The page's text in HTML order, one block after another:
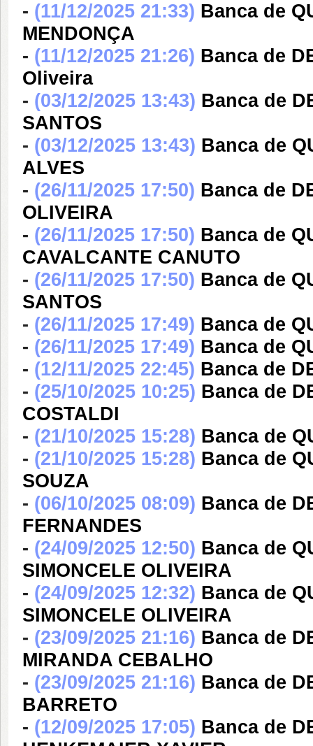
- (11/12/2025 21:33) Banca de
MENDONÇA
- (11/12/2025 21:26) Banca de
Oliveira
- (03/12/2025 13:43) Banca de
SANTOS
- (03/12/2025 13:43) Banca de
ALVES
- (26/11/2025 17:50) Banca de
OLIVEIRA
- (26/11/2025 17:50) Banca de
CAVALCANTE CANUTO
- (26/11/2025 17:50) Banca de
SANTOS
- (26/11/2025 17:49) Banca de
- (26/11/2025 17:49) Banca de
- (12/11/2025 22:45) Banca de
- (25/10/2025 10:25) Banca de
COSTALDI
- (21/10/2025 15:28) Banca de
- (21/10/2025 15:28) Banca de
SOUZA
- (06/10/2025 08:09) Banca de
FERNANDES
- (24/09/2025 12:50) Banca de
SIMONCELE OLIVEIRA
- (24/09/2025 12:32) Banca de
SIMONCELE OLIVEIRA
- (23/09/2025 21:16) Banca de
MIRANDA CEBALHO
- (23/09/2025 21:16) Banca de
BARRETO
- (12/09/2025 17:05) Banca de